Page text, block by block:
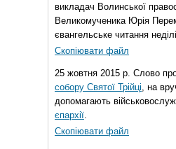
викладач Волинської
Великомученика Юрія
євангельське читання
Скопіювати файл
25 жовтня 2015 р. Слово
собору Святої Трійці, на
допомагають
єпархії.
Скопіювати файл